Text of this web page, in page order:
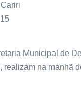
Municipal de
na manhã